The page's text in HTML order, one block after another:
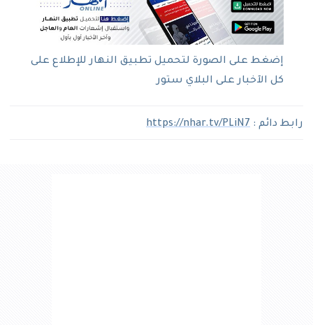
إضغط على الصورة لتحميل تطبيق النهار للإطلاع على
كل الآخبار على البلاي ستور
رابط دائم : https://nhar.tv/PLiN7